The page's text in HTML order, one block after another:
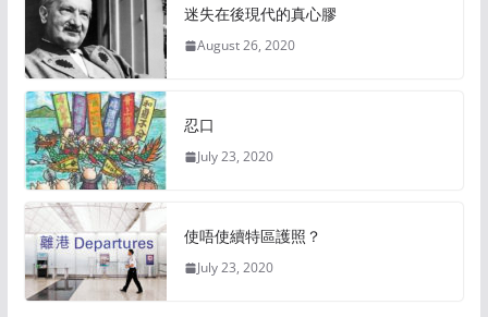
迷失在後現代的真心膠
August 26, 2020
忍口
July 23, 2020
使唔使續特區護照？
July 23, 2020